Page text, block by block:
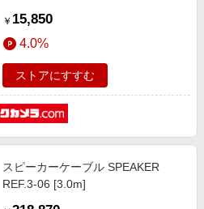
￥ 15,850
4.0%
ストアにすすむ
スピーカーケーブル SPEAKER
REF.3-06 [3.0m]